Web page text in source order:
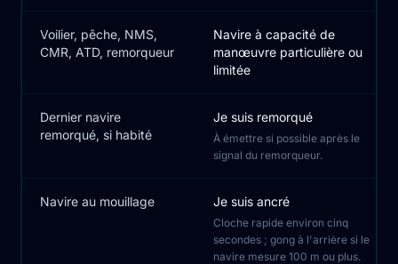
Voilier, pêche, NMS,
CMR, ATD, remorqueur
Navire à capacité de
manœuvre particulière ou
limitée
Dernier navire
remorqué, si habité
Je suis remorqué
À émettre si possible après le
signal du remorqueur.
Navire au mouillage Je suis ancré
Cloche rapide environ cinq
secondes ; gong à l'arrière si le
navire mesure 100 m ou plus.